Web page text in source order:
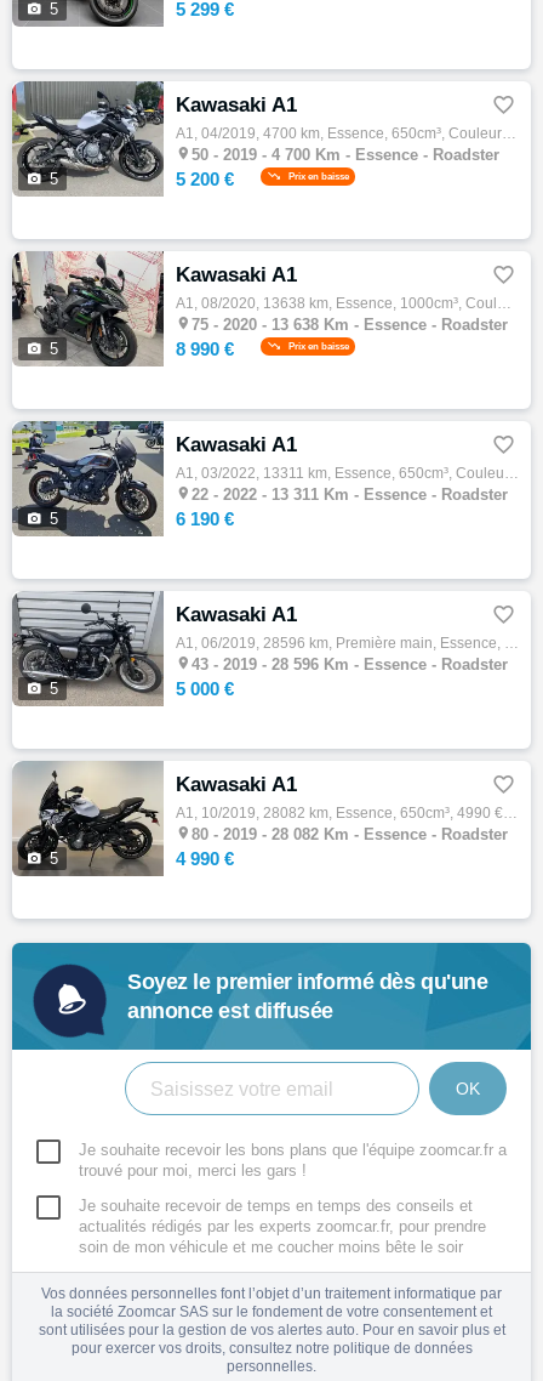
 5 5 299 €
 5
Kawasaki A1 
A1, 04/2019, 4700 km, Essence, 650cm³, Couleur blanc, 5200 € Equipements : KAWASAKI Z650 A2 Excellent état, entretien à jour rien à prévoir…
 50 - 2019 - 4 700 Km - Essence - Roadster
5 200 € Prix en baisse
 5
Kawasaki A1 
A1, 08/2020, 13638 km, Essence, 1000cm³, Couleur gris, 8990 € Equipements : ? À découvrir chez Honda Folie Mericourt : cette superbe Kawasa…
 75 - 2020 - 13 638 Km - Essence - Roadster
8 990 € Prix en baisse
 5
Kawasaki A1 
A1, 03/2022, 13311 km, Essence, 650cm³, Couleur gris, 6190 € Equipements : CONTACTER SEBASTIEN : 02 l 96 l 60 l 43 l 90 Saute vent,Support …
 22 - 2022 - 13 311 Km - Essence - Roadster
6 190 €
 5
Kawasaki A1 
A1, 06/2019, 28596 km, Première main, Essence, 800cm³, 5000 € Equipements : w800 de 2009 première main 28956km Par carter , poignées chauff…
 43 - 2019 - 28 596 Km - Essence - Roadster
5 000 €
 5
Kawasaki A1 
A1, 10/2019, 28082 km, Essence, 650cm³, 4990 € Equipements : Crashbar,Ligne d'échappement carbone ,Saute vent,Selle confort,Selle perso,Sil…
 80 - 2019 - 28 082 Km - Essence - Roadster
4 990 €
Soyez le premier informé dès qu'une
annonce est diffusée
OK
Je souhaite recevoir les bons plans que l'équipe zoomcar.fr a
trouvé pour moi, merci les gars !
Je souhaite recevoir de temps en temps des conseils et
actualités rédigés par les experts zoomcar.fr, pour prendre
soin de mon véhicule et me coucher moins bête le soir
Vos données personnelles font l’objet d’un traitement informatique par
la société Zoomcar SAS sur le fondement de votre consentement et
sont utilisées pour la gestion de vos alertes auto. Pour en savoir plus et
pour exercer vos droits, consultez notre politique de données
personnelles.